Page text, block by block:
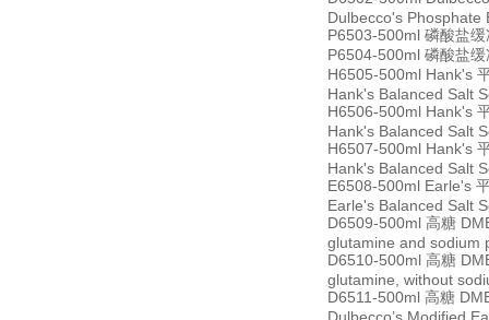
Dulbecco's Phosphate
P6503-500ml 磷酸盐
P6504-500ml 磷酸盐
H6505-500ml Hank's
Hank's Balanced Salt
H6506-500ml Hank's
Hank's Balanced Salt
H6507-500ml Hank's
Hank's Balanced Salt
E6508-500ml Earle's
Earle's Balanced Salt
D6509-500ml 高糖
glutamine and sodium
D6510-500ml 高糖
glutamine, without
D6511-500ml 高糖